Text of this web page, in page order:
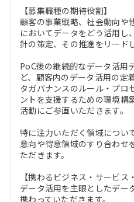
【募集職種の期待役割】
顧客の事業戦略、社会動向や
においてデータをどう活用し
針の策定、その推進をリード
PoC後の継続的なデータ活用
ど、顧客内のデータ活用の定
タガバナンスのルール・プロ
ントを支援するための環境構
活動にご参画いただきます。
特に注力いただく領域につい
意向や得意領域のすり合わせ
ただきます。
【携わるビジネス・サービス
データ活用を主眼としたデー
携わっていただきます。